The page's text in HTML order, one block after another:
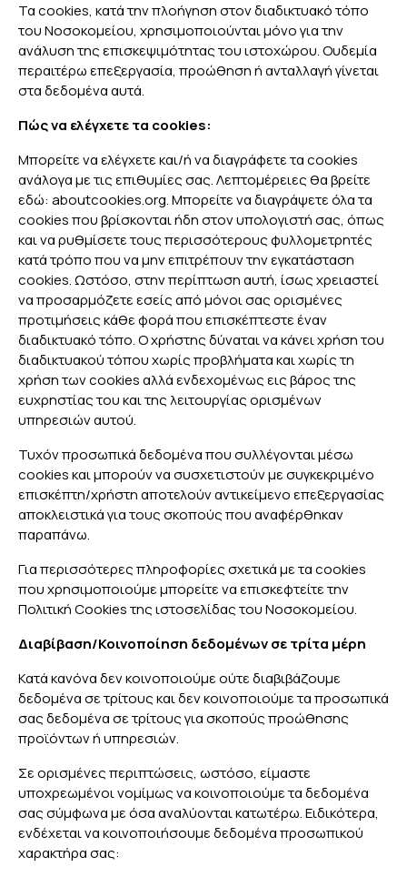
Τα cookies, κατά την πλοήγηση στον διαδικτυακό τόπο
του Νοσοκομείου, χρησιμοποιούνται μόνο για την
ανάλυση της επισκεψιμότητας του ιστοχώρου. Ουδεμία
περαιτέρω επεξεργασία, προώθηση ή ανταλλαγή γίνεται
στα δεδομένα αυτά.
Πώς να ελέγχετε τα cookies:
Μπορείτε να ελέγχετε και/ή να διαγράφετε τα cookies
ανάλογα με τις επιθυμίες σας. Λεπτομέρειες θα βρείτε
εδώ: aboutcookies.org. Μπορείτε να διαγράψετε όλα τα
cookies που βρίσκονται ήδη στον υπολογιστή σας, όπως
και να ρυθμίσετε τους περισσότερους φυλλομετρητές
κατά τρόπο που να μην επιτρέπουν την εγκατάσταση
cookies. Ωστόσο, στην περίπτωση αυτή, ίσως χρειαστεί
να προσαρμόζετε εσείς από μόνοι σας ορισμένες
προτιμήσεις κάθε φορά που επισκέπτεστε έναν
διαδικτυακό τόπο. Ο χρήστης δύναται να κάνει χρήση του
διαδικτυακού τόπου χωρίς προβλήματα και χωρίς τη
χρήση των cookies αλλά ενδεχομένως εις βάρος της
ευχρηστίας του και της λειτουργίας ορισμένων
υπηρεσιών αυτού.
Τυχόν προσωπικά δεδομένα που συλλέγονται μέσω
cookies και μπορούν να συσχετιστούν με συγκεκριμένο
επισκέπτη/χρήστη αποτελούν αντικείμενο επεξεργασίας
αποκλειστικά για τους σκοπούς που αναφέρθηκαν
παραπάνω.
Για περισσότερες πληροφορίες σχετικά με τα cookies
που χρησιμοποιούμε μπορείτε να επισκεφτείτε την
Πολιτική Cookies της ιστοσελίδας του Νοσοκομείου.
Διαβίβαση/Κοινοποίηση δεδομένων σε τρίτα μέρη
Κατά κανόνα δεν κοινοποιούμε ούτε διαβιβάζουμε
δεδομένα σε τρίτους και δεν κοινοποιούμε τα προσωπικά
σας δεδομένα σε τρίτους για σκοπούς προώθησης
προϊόντων ή υπηρεσιών.
Σε ορισμένες περιπτώσεις, ωστόσο, είμαστε
υποχρεωμένοι νομίμως να κοινοποιούμε τα δεδομένα
σας σύμφωνα με όσα αναλύονται κατωτέρω. Ειδικότερα,
ενδέχεται να κοινοποιήσουμε δεδομένα προσωπικού
χαρακτήρα σας: